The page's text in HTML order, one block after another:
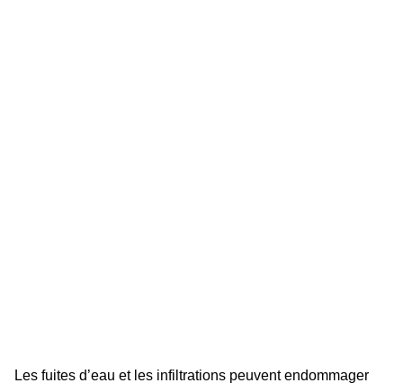
Les fuites d’eau et les infiltrations peuvent endommager